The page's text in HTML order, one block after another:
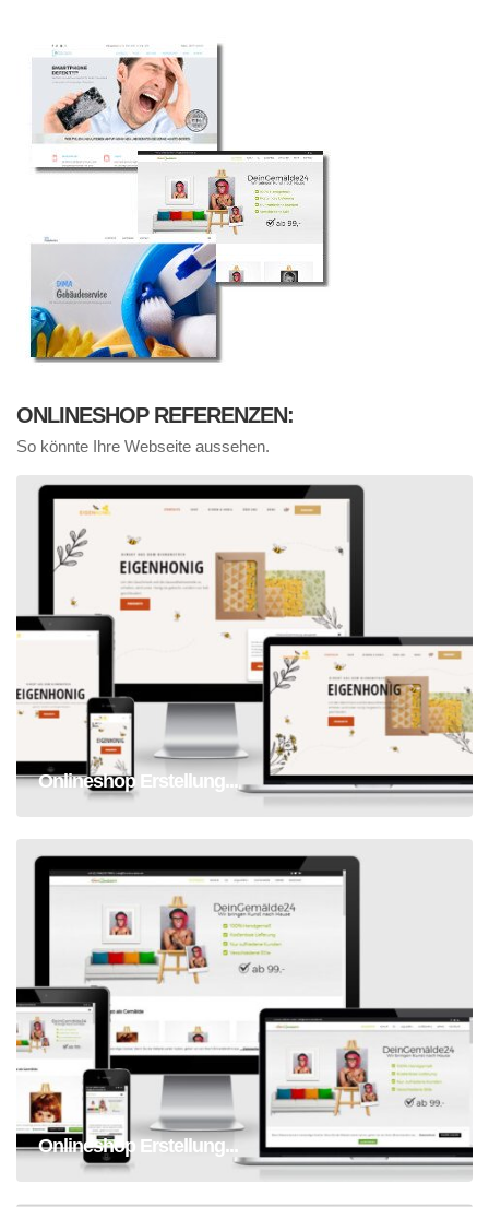
ONLINESHOP REFERENZEN:
So könnte Ihre Webseite aussehen.
Onlineshop Erstellung Honig
Onlineshop Erstellung...
Onlineshop Erstellung Gemälde
Onlineshop Erstellung...